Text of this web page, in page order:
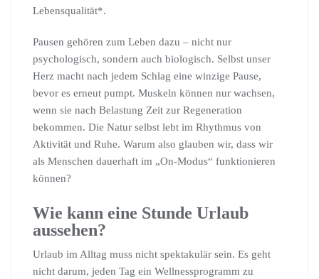
Lebensqualität*.
Pausen gehören zum Leben dazu – nicht nur
psychologisch, sondern auch biologisch. Selbst unser
Herz macht nach jedem Schlag eine winzige Pause,
bevor es erneut pumpt. Muskeln können nur wachsen,
wenn sie nach Belastung Zeit zur Regeneration
bekommen. Die Natur selbst lebt im Rhythmus von
Aktivität und Ruhe. Warum also glauben wir, dass wir
als Menschen dauerhaft im „On-Modus“ funktionieren
können?
Wie kann eine Stunde Urlaub
aussehen?
Urlaub im Alltag muss nicht spektakulär sein. Es geht
nicht darum, jeden Tag ein Wellnessprogramm zu